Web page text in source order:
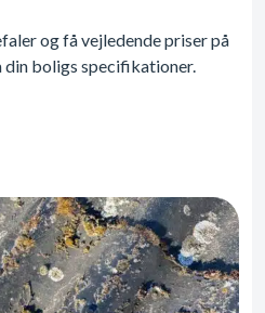
og få vejledende priser på
boligs specifikationer.